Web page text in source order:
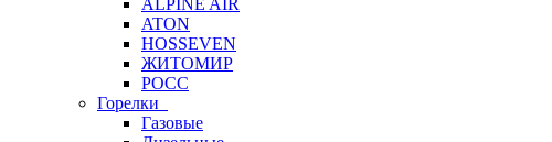
ALPINE AIR
ATON
HOSSEVEN
ЖИТОМИР
РОСС
Горелки
Газовые